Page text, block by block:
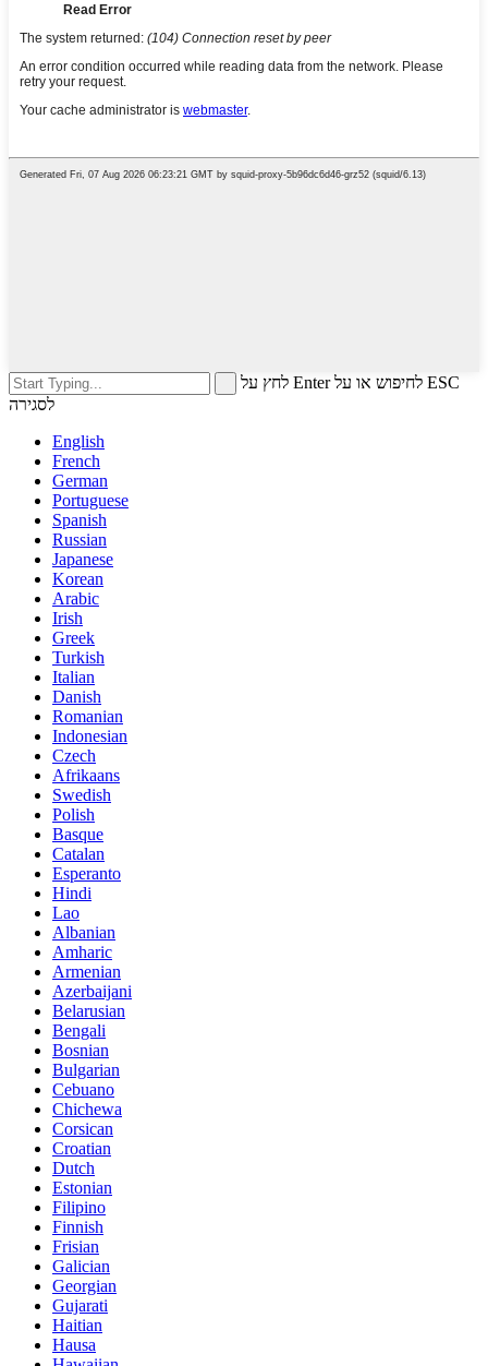
לחץ על Enter לחיפוש או על ESC
לסגירה
English
French
German
Portuguese
Spanish
Russian
Japanese
Korean
Arabic
Irish
Greek
Turkish
Italian
Danish
Romanian
Indonesian
Czech
Afrikaans
Swedish
Polish
Basque
Catalan
Esperanto
Hindi
Lao
Albanian
Amharic
Armenian
Azerbaijani
Belarusian
Bengali
Bosnian
Bulgarian
Cebuano
Chichewa
Corsican
Croatian
Dutch
Estonian
Filipino
Finnish
Frisian
Galician
Georgian
Gujarati
Haitian
Hausa